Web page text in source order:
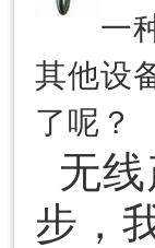
一
其他设
了呢？
无
步，